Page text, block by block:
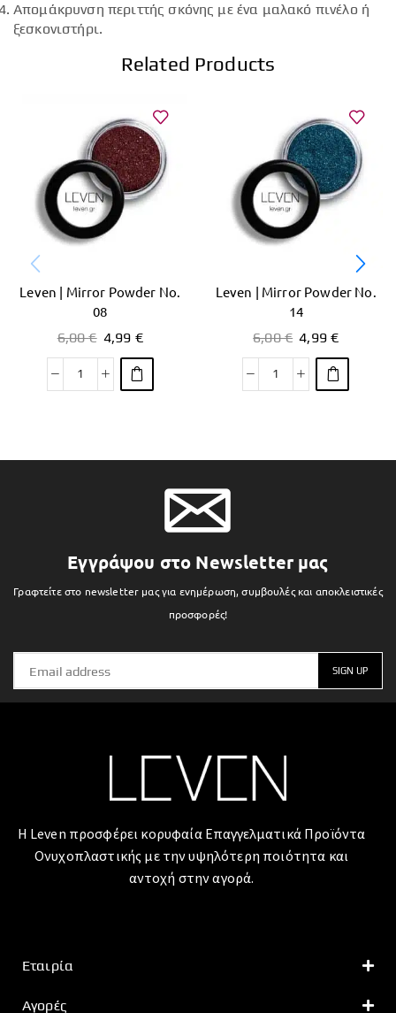
Απομάκρυνση περιττής σκόνης με ένα μαλακό πινέλο ή
ξεσκονιστήρι.
Related Products
Leven | Mirror Powder No.
08
6,00€ 4,99 €
Leven | Mirror Powder No.
14
6,00€ 4,99€
Εγγράψου στο Newsletter μας
Γραφτείτε στο newsletter μας για ενημέρωση, συμβουλές και αποκλειστικές
προσφορές!
Η Leven προσφέρει κορυφαία Επαγγελματικά Προϊόντα
Ονυχοπλαστικής με την υψηλότερη ποιότητα και
αντοχή στην αγορά.
Εταιρία
Αγορές